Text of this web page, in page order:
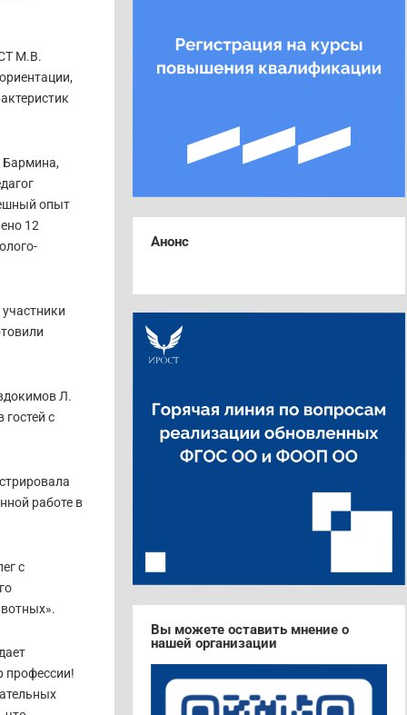
М.В.
Бармина,
опыт
12
Л.
с
работе в
с
профессии!
Анонс
Вы можете оставить мнение о
нашей организации